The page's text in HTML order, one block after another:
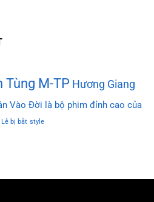
Tùng M-TP Hương Giang
Vào Đời là bộ phim đỉnh cao của
bị bắt style